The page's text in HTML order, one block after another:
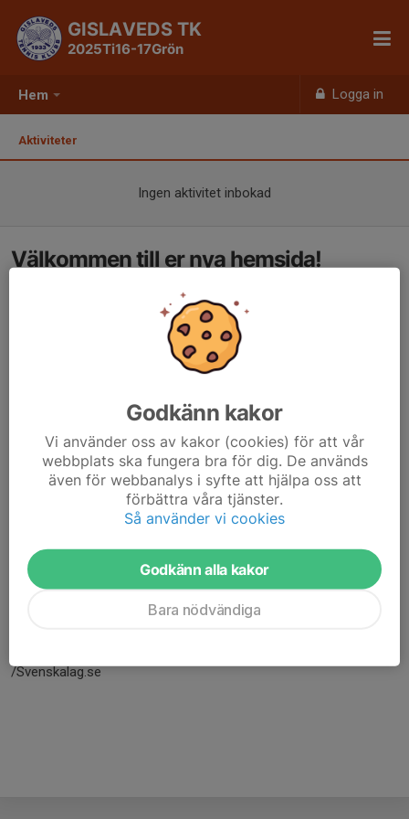
Hem Logga in
GISLAVEDS TK
2025Ti16-17Grön
Aktiviteter
Ingen aktivitet inbokad
Välkommen till er nya hemsida!
Här hamnar automatiskt de senaste nyheterna på hemsidan. För
att kunna börja administrera hemsidan loggar du in högst upp till
/Svenskalag.se
Godkänn kakor
Vi använder oss av kakor (cookies) för att vår
webbplats ska fungera bra för dig. De används
även för webbanalys i syfte att hjälpa oss att
förbättra våra tjänster.
Så använder vi cookies
Godkänn alla kakor
Bara nödvändiga